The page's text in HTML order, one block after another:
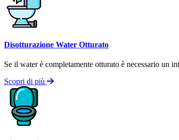
Disotturazione Water Otturato
Se il water è completamente otturato è necessario un
Scopri di più